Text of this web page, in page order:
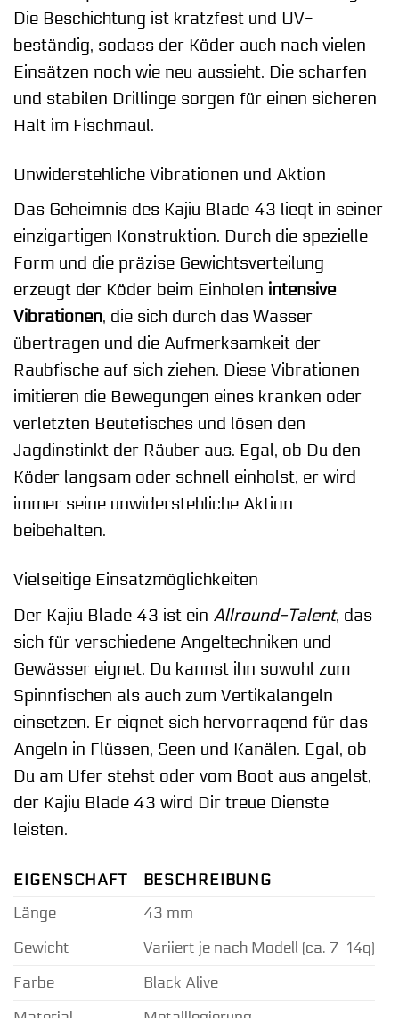
Die Beschichtung ist kratzfest und UV-
beständig, sodass der Köder auch nach vielen
Einsätzen noch wie neu aussieht. Die scharfen
und stabilen Drillinge sorgen für einen sicheren
Halt im Fischmaul.
Unwiderstehliche Vibrationen und Aktion
Das Geheimnis des Kajiu Blade 43 liegt in seiner
einzigartigen Konstruktion. Durch die spezielle
Form und die präzise Gewichtsverteilung
erzeugt der Köder beim Einholen intensive
Vibrationen, die sich durch das Wasser
übertragen und die Aufmerksamkeit der
Raubfische auf sich ziehen. Diese Vibrationen
imitieren die Bewegungen eines kranken oder
verletzten Beutefisches und lösen den
Jagdinstinkt der Räuber aus. Egal, ob Du den
Köder langsam oder schnell einholst, er wird
immer seine unwiderstehliche Aktion
beibehalten.
Vielseitige Einsatzmöglichkeiten
Der Kajiu Blade 43 ist ein Allround-Talent, das
sich für verschiedene Angeltechniken und
Gewässer eignet. Du kannst ihn sowohl zum
Spinnfischen als auch zum Vertikalangeln
einsetzen. Er eignet sich hervorragend für das
Angeln in Flüssen, Seen und Kanälen. Egal, ob
Du am Ufer stehst oder vom Boot aus angelst,
der Kajiu Blade 43 wird Dir treue Dienste
leisten.
EIGENSCHAFT
BESCHREIBUNG
Länge
43 mm
Gewicht
Variiert je nach Modell (ca. 7-14g)
Farbe
Black Alive